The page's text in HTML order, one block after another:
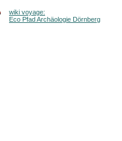
wiki voyage:
Eco Pfad Archäologie Dörnberg